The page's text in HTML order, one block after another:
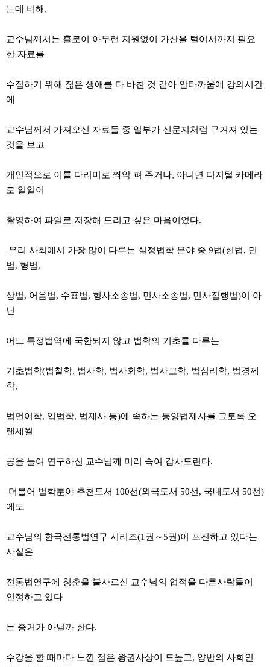
는데 비해,
교수님께서는 홀로이 아무런 지원없이 가산을 털어서까지 필요
한 자료를
수집하기 위해 젊은 생애를 다 바친 것 같아 안타까움에 강의시간
에
교수님께서 가져오신 자료들 중 일부가 신문지처럼 구겨져 있는
것을 보고
개인적으로 이를 다리미로 쫘악 펴 주거나, 아니면 디지털 카메라
로 일일이
촬영하여 파일로 저장해 드리고 싶은 마음이었다.
우리 사회에서 가장 많이 다루는 실정법학 분야 중 9법(헌법, 민
법, 형법,
상법, 어음법, 수표법, 형사소송법, 민사소송법, 민사집행법)이 아
닌
어느 특정법역에 국한되지 않고 법학의 기초를 다루는
기초법학(법철학, 법사학, 법사회학, 법사고학, 법심리학, 법경제
학,
법언어학, 입법학, 법제사 등)에 속하는 동양법제사를 그토록 오
랜세월
공을 들여 연구하신 교수님께 머리 숙여 감사드린다.
더불어 법학분야 추천도서 100선(외국도서 50선, 국내도서 50선)
에도
교수님의 한국전통법연구 시리즈(1권～5권)이 포진하고 있다는
사실은
전통법연구에 청춘을 불사르신 교수님의 업적을 다른사람들이
인정하고 있다
는 증거가 아닐까 한다.
수강을 할 때마다 느낀 점은 왕권사상이 드높고, 양반의 사회인